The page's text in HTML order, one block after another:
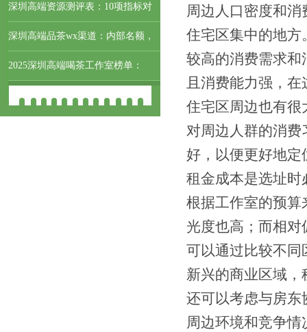
深圳高端资源测评表：10项指标对
深圳高端品茶wx渠道：内部名额，
2025深圳高端喝茶工作室榜单：
周边人口密度和
住宅区集中的地方
较高的消费需求和
且消费能力强，
住宅区周边也有很
对周边人群的消费
好，以便更好地定
租金成本是选址时
根据工作室的预算
光度也高；而相
可以通过比较不同
新兴的商业区域
还可以考虑与房东
周边环境和竞争